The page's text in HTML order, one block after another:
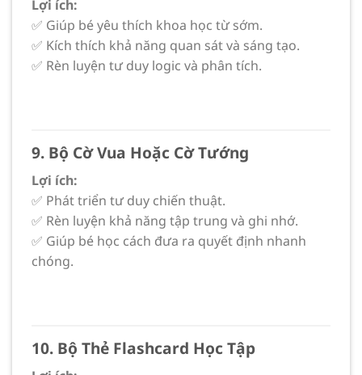
Lợi ích:
✅ Giúp bé yêu thích khoa học từ sớm.
✅ Kích thích khả năng quan sát và sáng tạo.
✅ Rèn luyện tư duy logic và phân tích.
9. Bộ Cờ Vua Hoặc Cờ Tướng
Lợi ích:
✅ Phát triển tư duy chiến thuật.
✅ Rèn luyện khả năng tập trung và ghi nhớ.
✅ Giúp bé học cách đưa ra quyết định nhanh
chóng.
10. Bộ Thẻ Flashcard Học Tập